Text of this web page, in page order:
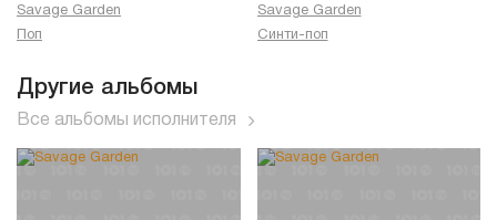
Savage Garden
Поп
Savage Garden
Синти-поп
Другие альбомы
Все альбомы исполнителя